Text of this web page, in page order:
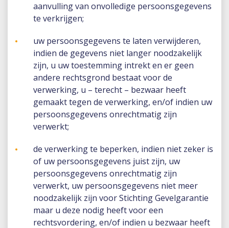
aanvulling van onvolledige persoonsgegevens
te verkrijgen;
uw persoonsgegevens te laten verwijderen,
indien de gegevens niet langer noodzakelijk
zijn, u uw toestemming intrekt en er geen
andere rechtsgrond bestaat voor de
verwerking, u – terecht – bezwaar heeft
gemaakt tegen de verwerking, en/of indien uw
persoonsgegevens onrechtmatig zijn
verwerkt;
de verwerking te beperken, indien niet zeker is
of uw persoonsgegevens juist zijn, uw
persoonsgegevens onrechtmatig zijn
verwerkt, uw persoonsgegevens niet meer
noodzakelijk zijn voor Stichting Gevelgarantie
maar u deze nodig heeft voor een
rechtsvordering, en/of indien u bezwaar heeft